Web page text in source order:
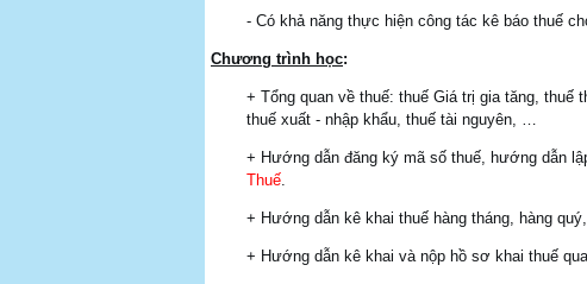
- Có khả năng thực hiện công tác kê báo thuế
Chương trình học:
+ Tổng quan về thuế: thuế Giá trị gia tăng, thuế
thuế xuất - nhập khẩu, thuế tài nguyên, …
+ Hướng dẫn đăng ký mã số thuế, hướng dẫn
Thuế.
+ Hướng dẫn kê khai thuế hàng tháng, hàng
+ Hướng dẫn kê khai và nộp hồ sơ khai thuế